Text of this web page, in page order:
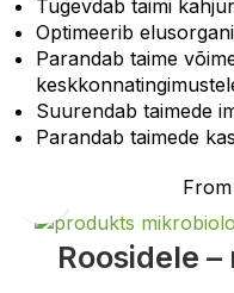
Tugevdab taimi
Optimeerib
Parandab taime
Suurendab taimede
Parandab taimede
From
Roosidele